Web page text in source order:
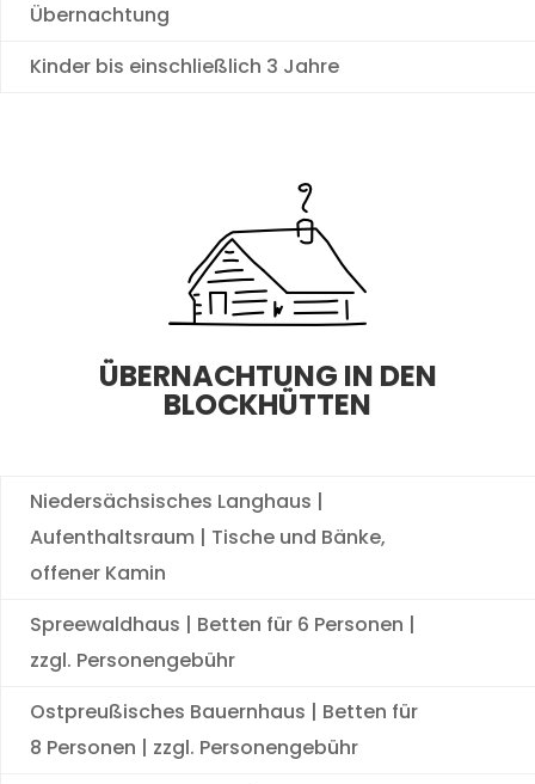
Übernachtung
Kinder bis einschließlich 3 Jahre
ÜBERNACHTUNG IN DEN
BLOCKHÜTTEN
Niedersächsisches Langhaus |
Aufenthaltsraum | Tische und Bänke,
offener Kamin
Spreewaldhaus | Betten für 6 Personen |
zzgl. Personengebühr
Ostpreußisches Bauernhaus | Betten für
8 Personen | zzgl. Personengebühr